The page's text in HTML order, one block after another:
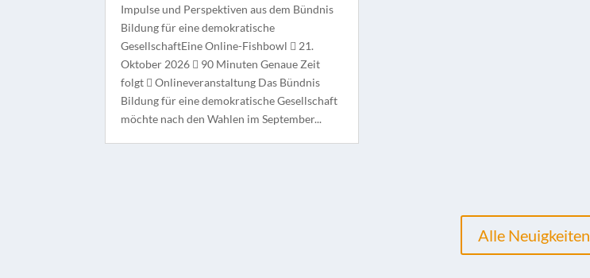
Impulse und Perspektiven aus dem Bündnis
Bildung für eine demokratische
GesellschaftEine Online-Fishbowl  21.
Oktober 2026  90 Minuten Genaue Zeit
folgt  Onlineveranstaltung Das Bündnis
Bildung für eine demokratische Gesellschaft
möchte nach den Wahlen im September...
Alle Neuigkeiten